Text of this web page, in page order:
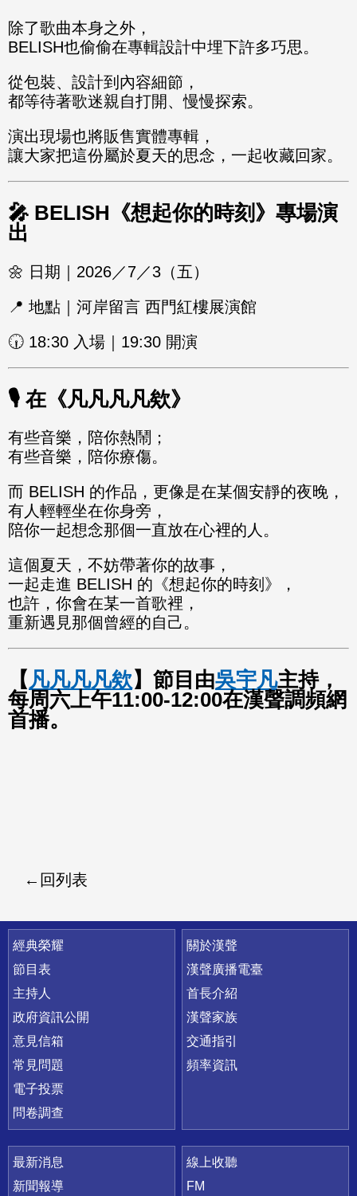
除了歌曲本身之外，
BELISH也偷偷在專輯設計中埋下許多巧思。
從包裝、設計到內容細節，
都等待著歌迷親自打開、慢慢探索。
演出現場也將販售實體專輯，
讓大家把這份屬於夏天的思念，一起收藏回家。
🎤 BELISH《想起你的時刻》專場演
出
🌼 日期｜2026／7／3（五）
📍 地點｜河岸留言 西門紅樓展演館
🕡 18:30 入場｜19:30 開演
🎙️ 在《凡凡凡凡欸》
有些音樂，陪你熱鬧；
有些音樂，陪你療傷。
而 BELISH 的作品，更像是在某個安靜的夜晚，
有人輕輕坐在你身旁，
陪你一起想念那個一直放在心裡的人。
這個夏天，不妨帶著你的故事，
一起走進 BELISH 的《想起你的時刻》，
也許，你會在某一首歌裡，
重新遇見那個曾經的自己。
【凡凡凡凡欸】節目由吳宇凡主持，
每周六上午11:00-12:00在漢聲調頻網
首播。
回列表
快速連結
經典榮耀
節目表
主持人
政府資訊公開
意見信箱
常見問題
電子投票
問卷調查
關於漢聲
漢聲廣播電臺
首長介紹
漢聲家族
交通指引
頻率資訊
最新消息
新聞報導
線上收聽
FM